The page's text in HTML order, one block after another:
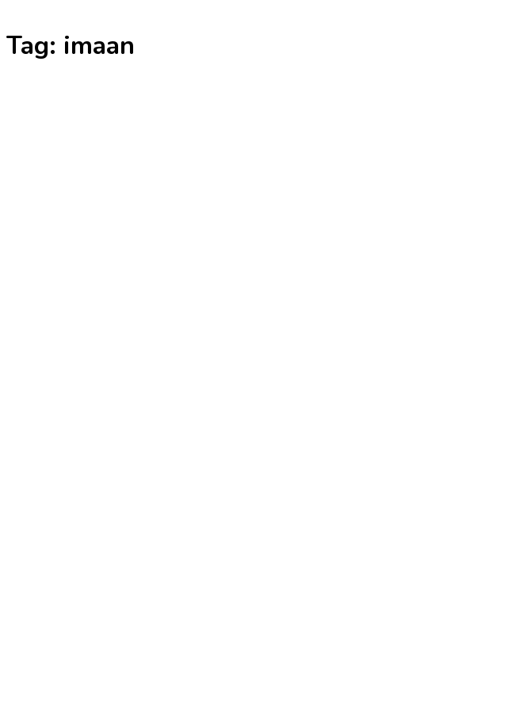
Skip
to
Tag: imaan